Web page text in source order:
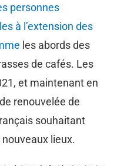
personnes
à l’extension des
les abords des
de cafés. Les
et maintenant en
renouvelée de
souhaitant
lieux.